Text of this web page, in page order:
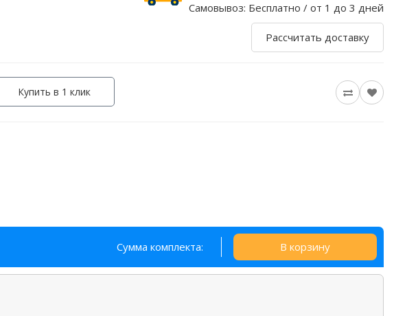
Самовывоз: Бесплатно / от 1 до 3 дней
Рассчитать доставку
Купить в 1 клик
Сумма комплекта: В корзину